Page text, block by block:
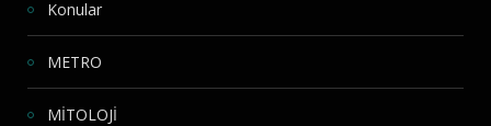
Konular
METRO
MİTOLOJİ